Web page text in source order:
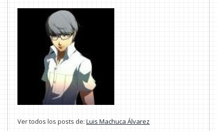
Ver todos los posts de: Luis Machuca Álvarez